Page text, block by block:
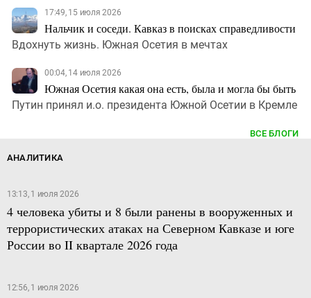
17:49, 15 июля 2026
Нальчик и соседи. Кавказ в поисках справедливости
Вдохнуть жизнь. Южная Осетия в мечтах
00:04, 14 июля 2026
Южная Осетия какая она есть, была и могла бы быть
Путин принял и.о. президента Южной Осетии в Кремле
ВСЕ БЛОГИ
АНАЛИТИКА
13:13, 1 июля 2026
4 человека убиты и 8 были ранены в вооруженных и
террористических атаках на Северном Кавказе и юге
России во II квартале 2026 года
12:56, 1 июля 2026